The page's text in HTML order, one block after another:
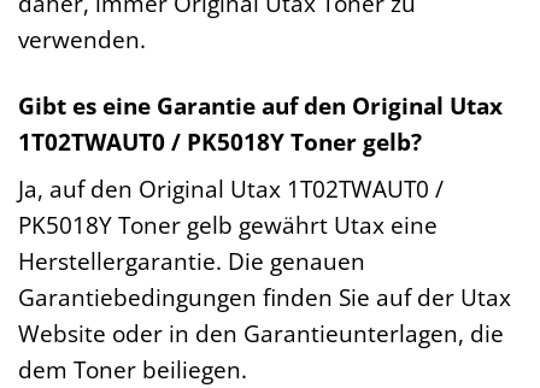
verwenden.
Gibt es eine Garantie auf den Original Utax
1T02TWAUT0 / PK5018Y Toner gelb?
Ja, auf den Original Utax 1T02TWAUT0 /
PK5018Y Toner gelb gewährt Utax eine
Herstellergarantie. Die genauen
Garantiebedingungen finden Sie auf der Utax
Website oder in den Garantieunterlagen, die
dem Toner beiliegen.